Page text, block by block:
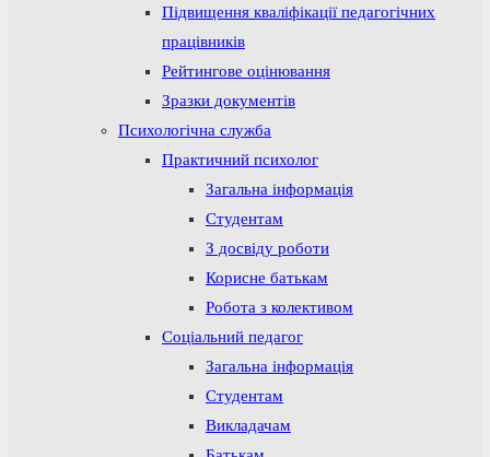
Підвищення кваліфікації педагогічних
працівників
Рейтингове оцінювання
Зразки документів
Психологічна служба
Практичний психолог
Загальна інформація
Студентам
З досвіду роботи
Корисне батькам
Робота з колективом
Соціальний педагог
Загальна інформація
Студентам
Викладачам